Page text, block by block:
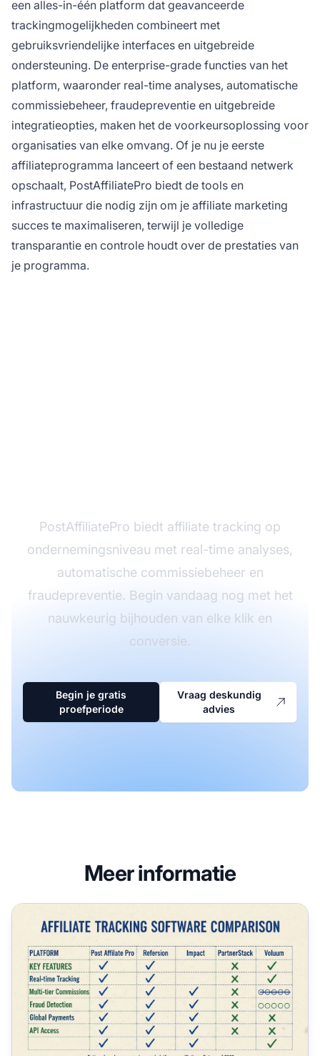
een alles-in-één platform dat geavanceerde
trackingmogelijkheden combineert met
gebruiksvriendelijke interfaces en uitgebreide
ondersteuning. De enterprise-grade functies van het
platform, waaronder real-time analyses, automatische
commissiebeheer, fraudepreventie en uitgebreide
integratieopties, maken het de voorkeursoplossing voor
organisaties van elke omvang. Of je nu je eerste
affiliateprogramma lanceert of een bestaand netwerk
opschaalt, PostAffiliatePro biedt de tools en
infrastructuur die nodig zijn om je affiliate marketing
succes te maximaliseren, terwijl je volledige
transparantie en controle houdt over de prestaties van
je programma.
PostAffiliatePro biedt affiliate tracking op
ondernemingsniveau met real-time analyses,
automatische commissiebeheer en
fraudepreventie. Begin vandaag nog met het
nauwkeurig bijhouden van elke klik en
conversie.
Begin je gratis
proefperiode
Vraag deskundig
advies
Meer informatie
Beste Affiliate Tracking Platform 2025 - Post Affiliate Pro